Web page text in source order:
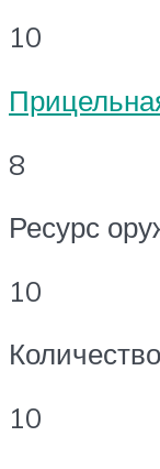
10
8
Ресурс
10
10